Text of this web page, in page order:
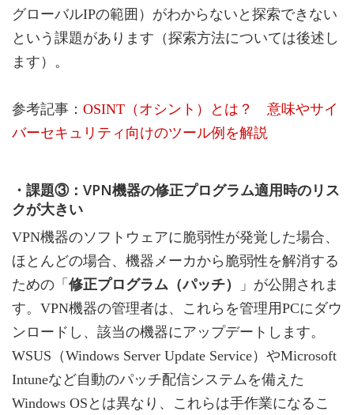
グローバルIPの範囲）がわからないと探索できない
という課題があります（探索方法については後述し
ます）。
参考記事： OSINT（オシント）とは？ 意味やサイ
バーセキュリティ向けのツール例を解説
・課題③：VPN機器の修正プログラム適用時のリス
クが大きい
VPN機器のソフトウェアに脆弱性が発覚した場合、
ほとんどの場合、機器メーカから脆弱性を解消する
ための「 修正プログラム（パッチ）
」が公開されま
す。VPN機器の管理者は、これらを管理用PCにダウ
ンロードし、該当の機器にアップデートします。
WSUS（Windows Server Update Service）やMicrosoft
Intuneなど自動のパッチ配信システムを備えた
Windows OSとは異なり、これらは手作業になるこ